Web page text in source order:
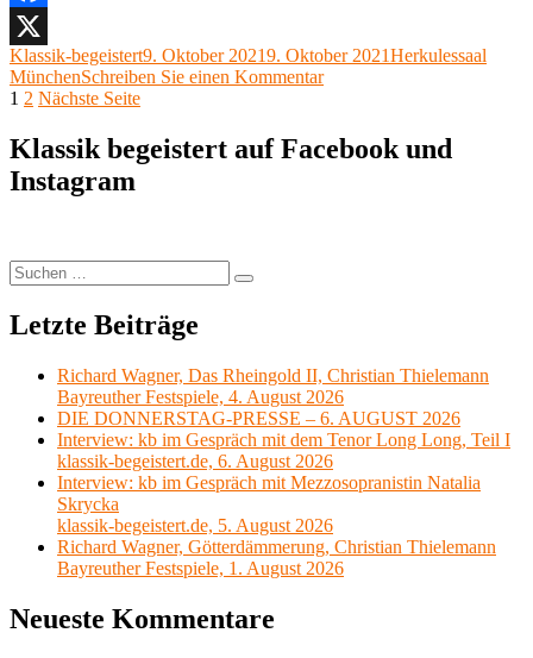
Mahler,
München
Klassik-
begeistert.de“
Facebook
X
Autor
Klassik-begeistertVeröffentlicht
am
9. Oktober 20219. Oktober 2021Kategorien
Herkulessaal
MünchenSchreiben Sie einen Kommentarzu
BRSO,
Bartók,
Seitennummerierung
der
Beiträge
Seite
1 Seite
2 Nächste Seite
Klassik begeistert auf Facebook und
Instagram
Suchen
nach:
Suchen
Letzte Beiträge
Richard Wagner, Das Rheingold II, Christian Thielemann
Bayreuther Festspiele, 4. August 2026
DIE DONNERSTAG-PRESSE – 6. AUGUST 2026
Interview: kb im Gespräch mit dem Tenor Long Long, Teil I
klassik-begeistert.de, 6. August 2026
Interview: kb im Gespräch mit Mezzosopranistin Natalia
Skrycka
klassik-begeistert.de, 5. August 2026
Richard Wagner, Götterdämmerung, Christian Thielemann
Bayreuther Festspiele, 1. August 2026
Neueste Kommentare